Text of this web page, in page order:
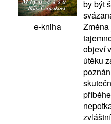
e-kniha
by být
objeví
útěku